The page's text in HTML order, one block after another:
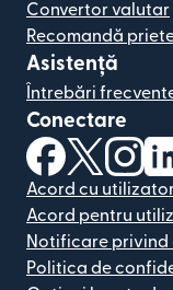
Convertor valutar
Recomandă
Asistență
Întrebări
Conectare
(se deschide
(se (se
Acord cu
Acord pentru
Notificare
Politica de